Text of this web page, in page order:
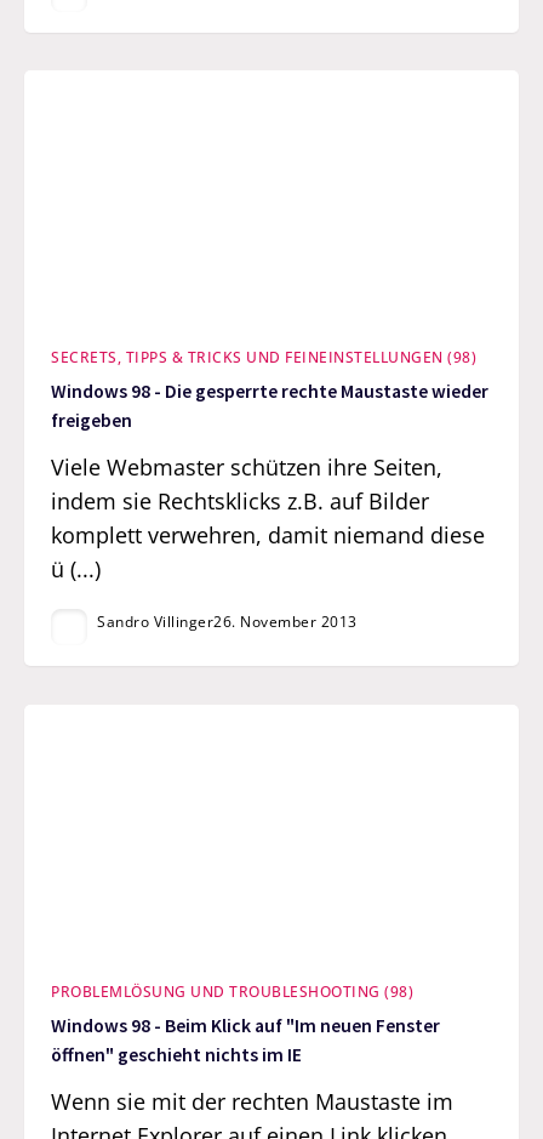
SECRETS, TIPPS & TRICKS UND FEINEINSTELLUNGEN (98)
Windows 98 - Die gesperrte rechte Maustaste wieder
freigeben
Viele Webmaster schützen ihre Seiten,
indem sie Rechtsklicks z.B. auf Bilder
komplett verwehren, damit niemand diese
ü (...)
Sandro Villinger26. November 2013
PROBLEMLÖSUNG UND TROUBLESHOOTING (98)
Windows 98 - Beim Klick auf "Im neuen Fenster
öffnen" geschieht nichts im IE
Wenn sie mit der rechten Maustaste im